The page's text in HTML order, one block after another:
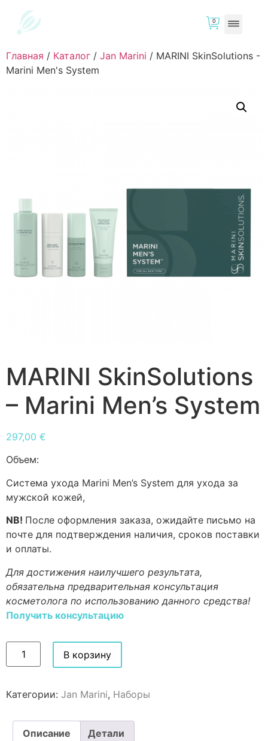
0
Главная / Каталог / Jan Marini / MARINI SkinSolutions -
Marini Men's System
MARINI SkinSolutions
– Marini Men’s System
297,00 €
Объем:
Система ухода Marini Men’s System для ухода за
мужской кожей,
NB! После оформления заказа, ожидайте письмо на
почте для подтверждения наличия, сроков поставки
и оплаты.
Для достижения наилучшего результата,
обязательна предварительная консультация
косметолога по использованию данного средства!
Получить консультацию
В корзину
Категории: Jan Marini, Наборы
Описание Детали